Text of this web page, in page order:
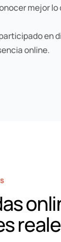
mejor lo
en
online.